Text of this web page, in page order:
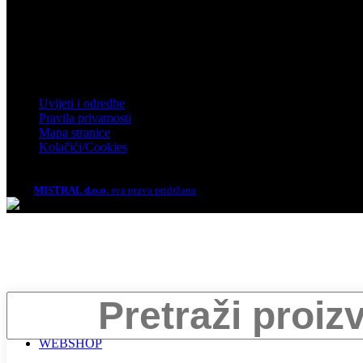
Uvijeti i odredbe
Pravila privatnosti
Mapa stranice
Kolačići/Cookies
MISTRAL d.o.o. sva prava pridržana
Search
WEBSHOP